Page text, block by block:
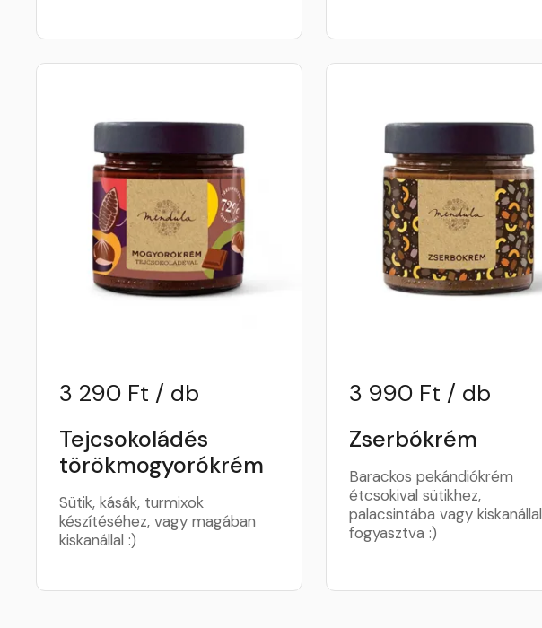
3 290 Ft / db
Tejcsokoládés
törökmogyorókrém
Sütik, kásák, turmixok
készítéséhez, vagy magában
kiskanállal :)
3 990 Ft / db
Zserbókrém
Barackos pekándiókrém
étcsokival sütikhez,
palacsintába vagy kiskanállal
fogyasztva :)